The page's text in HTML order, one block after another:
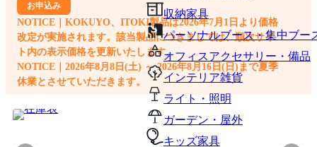
収納家具
パーソナルブース・集中ブー
オフィスアクセサリー・備品
インテリア雑貨
ライト・照明
ガーデン・屋外
キッズ家具
お申込み
NOTICE｜KOKUYO、ITOKI製品は2026年7月1日より価格
改定が実施されます。該当製品につきましては、順次サイ
ト内の表示価格を更新いたします。
NOTICE｜2026年8月8日(土) ～ 2026年8月16日(日)まで夏季
休業とさせていただきます。